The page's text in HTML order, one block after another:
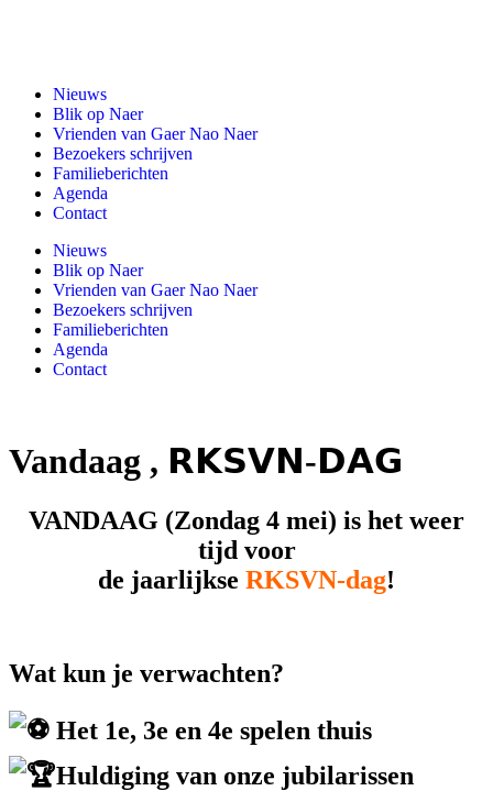
Nieuws
Blik op Naer
Vrienden van Gaer Nao Naer
Bezoekers schrijven
Familieberichten
Agenda
Contact
Nieuws
Blik op Naer
Vrienden van Gaer Nao Naer
Bezoekers schrijven
Familieberichten
Agenda
Contact
Vandaag , 𝗥𝗞𝗦𝗩𝗡-𝗗𝗔𝗚
VANDAAG (Zondag 4 mei) is het weer
tijd voor
de jaarlijkse RKSVN-dag!
Wat kun je verwachten?
Het 1e, 3e en 4e spelen thuis
Huldiging van onze jubilarissen